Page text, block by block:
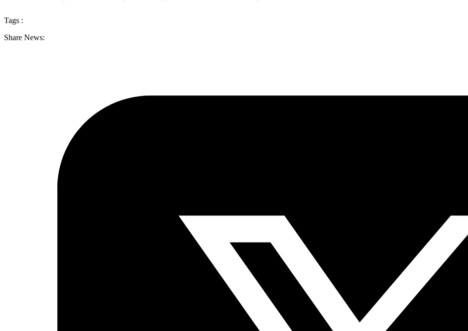
Tags :
Share News: